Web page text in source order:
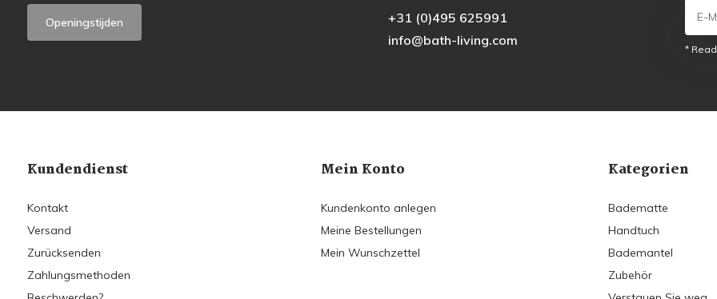
Openingstijden
+31 (0)495 625991
info@bath-living.com
*
Kundendienst
Kontakt
Versand
Zurücksenden
Zahlungsmethoden
Mein Konto
Kundenkonto anlegen
Meine Bestellungen
Mein Wunschzettel
Kategorien
Badematte
Handtuch
Bademantel
Zubehör